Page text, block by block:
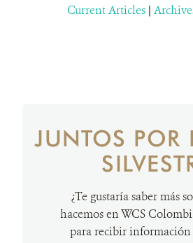
Current Articles |
JUNTOS POR
¿Te gustaría saber más
hacemos en WCS
para recibir